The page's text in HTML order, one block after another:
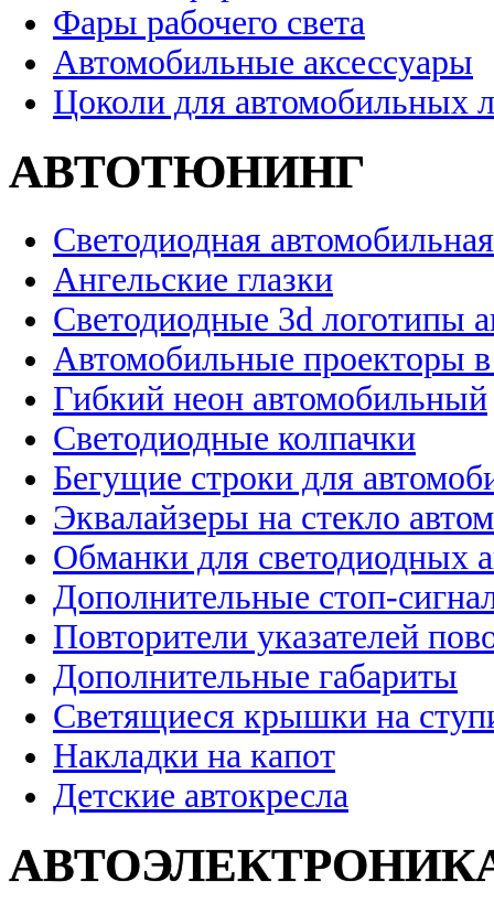
Фары рабочего света
Автомобильные аксессуары
Цоколи для автомобильных
АВТОТЮНИНГ
Светодиодная
Ангельские глазки
Светодиодные 3d логотипы
Автомобильные проекторы
Гибкий неон автомобильный
Светодиодные колпачки
Бегущие строки для
Эквалайзеры на стекло
Обманки для светодиодных
Дополнительные стоп-
Повторители указателей
Дополнительные габариты
Светящиеся крышки на
Накладки на капот
Детские автокресла